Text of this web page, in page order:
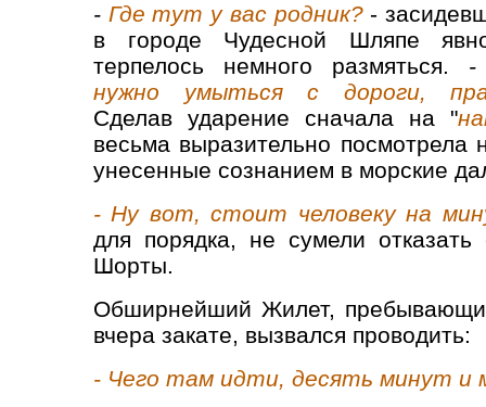
- Где тут у вас родник?-
в городе Чудесной Шляпе
терпелось немного размяться.
нужно умыться с дороги,
Сделав ударение сначала на "
весьма выразительно посмотрела
унесенные сознанием в морские
- Ну вот, стоит человеку на
для порядка, не сумели отказать
Шорты.
Обширнейший Жилет,
вчера закате, вызвался проводить:
- Чего там идти, десять минут и